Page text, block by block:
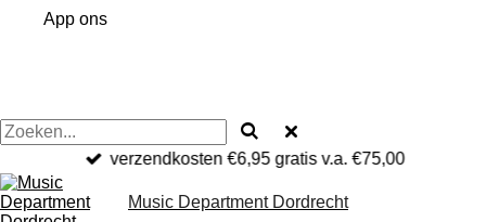
App ons
verzendkosten €6,95 gratis v.a. €75,00
Music Department Dordrecht